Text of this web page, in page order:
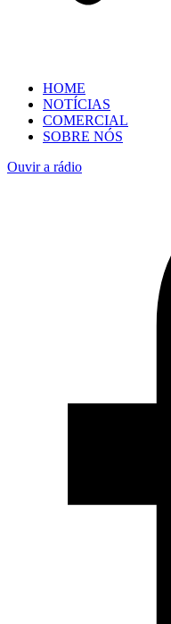
HOME
NOTÍCIAS
COMERCIAL
SOBRE NÓS
Ouvir a rádio